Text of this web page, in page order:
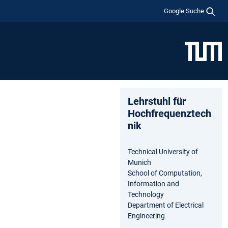
Google Suche
Lehrstuhl für
Hochfrequenztech
nik
Technical University of
Munich
School of Computation,
Information and
Technology
Department of Electrical
Engineering